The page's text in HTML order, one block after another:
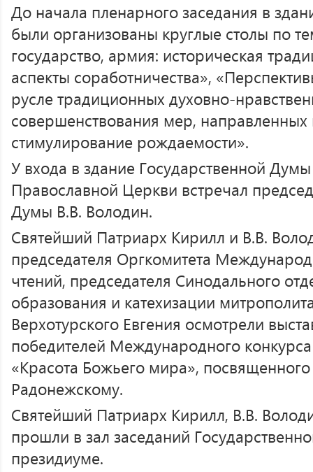
До начала пленарного заседания в
были организованы круглые столы по
государство, армия: историческая
аспекты соработничества»,
русле традиционных духовно-
совершенствования мер,
стимулирование рождаемости».
У входа в здание Государственной
Православной Церкви встречал
Думы В.В. Володин.
Святейший Патриарх Кирилл и В.В.
председателя Оргкомитета
чтений, председателя Синодального
образования и катехизации
Верхотурского Евгения осмотрели
победителей Международного конкурса
«Красота Божьего мира»,
Радонежскому.
Святейший Патриарх Кирилл, В.В.
прошли в зал заседаний
президиуме.